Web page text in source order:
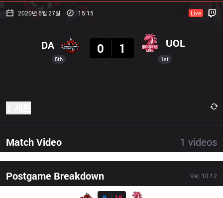
2020년 6월 27일 15:15 Live
5th
DA
0
1 UOL
1st
Match Video 1 videos
Postgame Breakdown Ver. 10.12